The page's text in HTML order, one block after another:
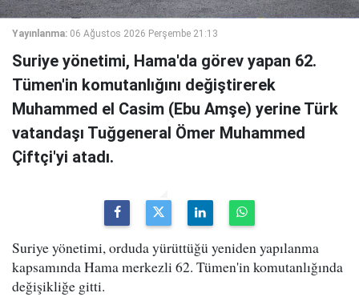
Yayınlanma: 06 Ağustos 2026 Perşembe 21:13
Suriye yönetimi, Hama'da görev yapan 62.
Tümen'in komutanlığını değiştirerek
Muhammed el Casim (Ebu Amşe) yerine Türk
vatandaşı Tuğgeneral Ömer Muhammed
Çiftçi'yi atadı.
Suriye yönetimi, orduda yürüttüğü yeniden yapılanma
kapsamında Hama merkezli 62. Tümen'in komutanlığında
değişikliğe gitti.